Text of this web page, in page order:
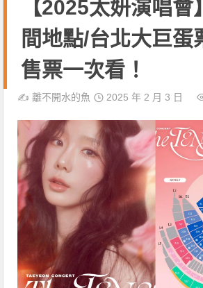
【2025太妍演唱會
間地點/台北大巨蛋
售票一次看！
✍️離不開水的魚 2025 年 2 月 3 日